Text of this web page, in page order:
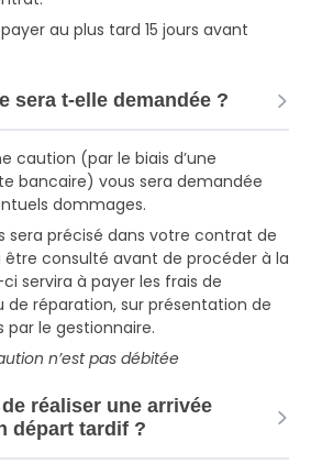
au plus tard 15 jours avant
sera t-elle demandée ?
caution (par le biais d’une
bancaire) vous sera demandée
dommages.
sera précisé dans votre contrat de
consulté avant de procéder à la
servira à payer les frais de
réparation, sur présentation de
le gestionnaire.
n’est pas débitée
réaliser une arrivée
départ tardif ?